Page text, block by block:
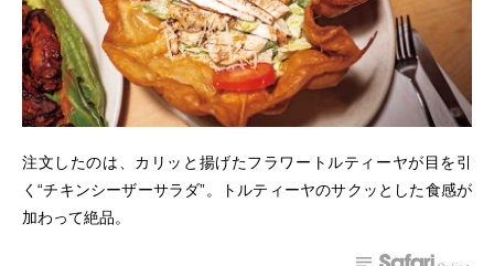
注文したのは、カリッと揚げたフラワートルティーヤが目を引
く“チキンシーザーサラダ”。トルティーヤのサクッとした食感が
加わって絶品。